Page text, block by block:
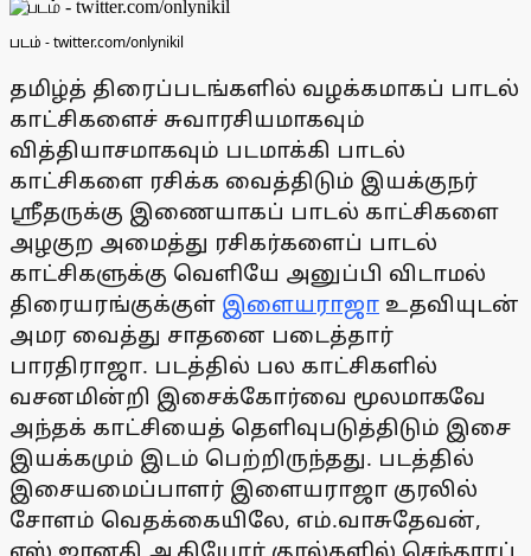
படம் - twitter.com/onlynikil
தமிழ்த் திரைப்படங்களில் வழக்கமாகப் பாடல்
காட்சிகளைச் சுவாரசியமாகவும்
வித்தியாசமாகவும் படமாக்கி பாடல்
காட்சிகளை ரசிக்க வைத்திடும் இயக்குநர்
ஸ்ரீதருக்கு இணையாகப் பாடல் காட்சிகளை
அழகுற அமைத்து ரசிகர்களைப் பாடல்
காட்சிகளுக்கு வெளியே அனுப்பி விடாமல்
திரையரங்குக்குள் இளையராஜா உதவியுடன்
அமர வைத்து சாதனை படைத்தார்
பாரதிராஜா. படத்தில் பல காட்சிகளில்
வசனமின்றி இசைக்கோர்வை மூலமாகவே
அந்தக் காட்சியைத் தெளிவுபடுத்திடும் இசை
இயக்கமும் இடம் பெற்றிருந்தது. படத்தில்
இசையமைப்பாளர் இளையராஜா குரலில்
சோளம் வெதக்கையிலே, எம்.வாசுதேவன்,